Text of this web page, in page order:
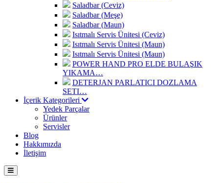
Saladbar (Ceviz)
Saladbar (Meşe)
Saladbar (Maun)
Isıtmalı Servis Ünitesi (Ceviz)
Isıtmalı Servis Ünitesi (Maun)
Isıtmalı Servis Ünitesi (Maun)
POWER HAND PRO ELDE BULAŞIK
YIKAMA…
DETERJAN PARLATICI DOZLAMA
SETI…
İçerik Kategorileri
Yedek Parçalar
Ürünler
Servisler
Blog
Hakkımızda
İletişim